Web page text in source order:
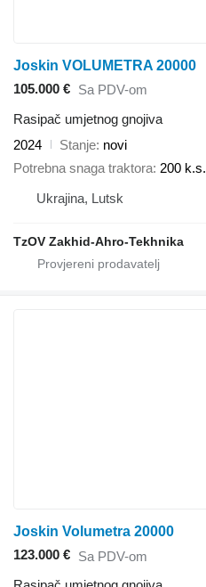
Joskin VOLUMETRA 20000
105.000 € Sa PDV-om
Rasipač umjetnog gnojiva
2024
Stanje novi
Potrebna snaga traktora 200 k.s.
Ukrajina, Lutsk
TzOV Zakhid-Ahro-Tekhnika
Joskin Volumetra 20000
123.000 € Sa PDV-om